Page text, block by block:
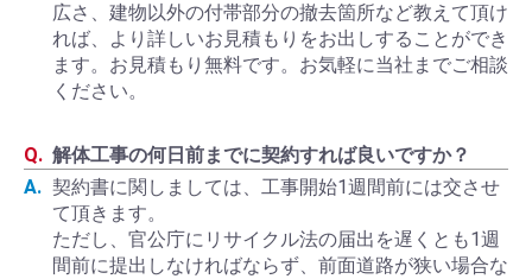
広さ、建物以外の付帯部分の撤去箇所など教えて頂け
れば、より詳しいお見積もりをお出しすることができ
ます。お見積もり無料です。お気軽に当社までご相談
ください。
解体工事の何日前までに契約すれば良いですか？
契約書に関しましては、工事開始1週間前には交させ
て頂きます。
ただし、官公庁にリサイクル法の届出を遅くとも1週
間前に提出しなければならず、前面道路が狭い場合な